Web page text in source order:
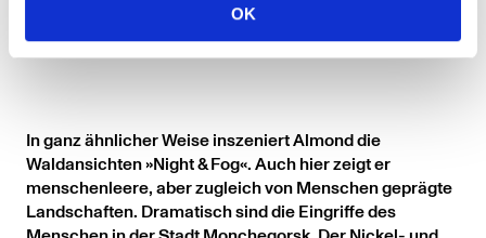
OK
In ganz ähnlicher Weise inszeniert Almond die
Waldansichten »Night & Fog«. Auch hier zeigt er
menschenleere, aber zugleich von Menschen geprägte
Landschaften. Dramatisch sind die Eingriffe des